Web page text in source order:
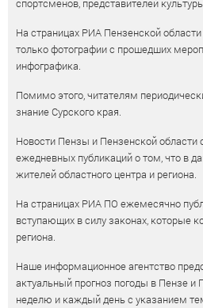
спортсменов, представителей
На страницах РИА Пензенской
только фотографии с прошедших
инфографика.
Помимо этого, читателям
знание Сурского края.
Новости Пензы и Пензенской области
ежедневных публикаций о том, что в
жителей областного центра и региона.
На страницах РИА ПО ежемесячно
вступающих в силу законах, которые
региона.
Наше информационное агентство
актуальный прогноз погоды в Пензе и
неделю и каждый день с указанием